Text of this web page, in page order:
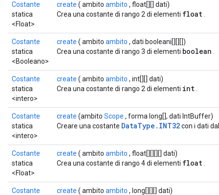
Costante
statica
<Float>
create ( ambito ambito , float[][] dati)
Crea una costante di rango 2 di elementi float
Costante
statica
<Booleano>
create ( ambito ambito , dati booleani[][][])
Crea una costante di rango 3 di elementi boolean
Costante
statica
<intero>
create ( ambito ambito , int[][] dati)
Crea una costante di rango 2 di elementi int
Costante
statica
<intero>
create (ambito Scope , forma long[], dati IntBuffer)
Creare una costante DataType.INT32con i dati
Costante
statica
<Float>
create ( ambito ambito , float[][][][] dati)
Crea una costante di rango 4 di elementi float
Costante
create ( ambito ambito , long[][][] dati)